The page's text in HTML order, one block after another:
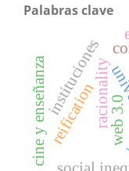
Palabras clave
racionality
instituciones
reification
cine y enseñanza web 3.0